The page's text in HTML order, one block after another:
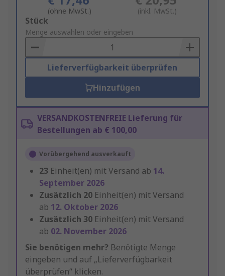
(ohne MwSt.) (inkl. MwSt.)
Add
to
Basket
Stück
Menge auswählen oder eingeben
Lieferverfügbarkeit überprüfen
Hinzufügen
VERSANDKOSTENFREIE Lieferung für
Bestellungen ab € 100,00
Vorübergehend ausverkauft
23 Einheit(en) mit Versand ab 14.
September 2026
Zusätzlich 20 Einheit(en) mit Versand
ab 12. Oktober 2026
Zusätzlich 30 Einheit(en) mit Versand
ab 02. November 2026
Sie benötigen mehr? Benötigte Menge
eingeben und auf „Lieferverfügbarkeit
überprüfen“ klicken.